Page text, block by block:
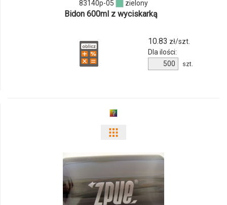
83140p-05 zielony
Bidon 600ml z wyciskarką
10.83 zł/szt.
Dla ilości:
produktu
szt.
odmiany
ilości